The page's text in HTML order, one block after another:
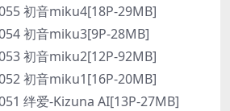
初音miku4[18P-29MB]
初音miku3[9P-28MB]
初音miku2[12P-92MB]
初音miku1[16P-20MB]
绊爱-Kizuna AI[13P-27MB]